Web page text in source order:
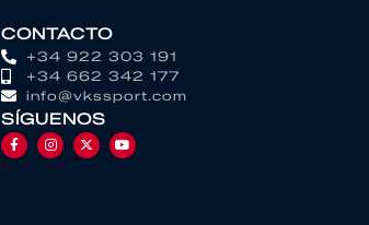
CONTACTO
+34 922 303 191
+34 662 342 177
info@vkssport.com
SÍGUENOS